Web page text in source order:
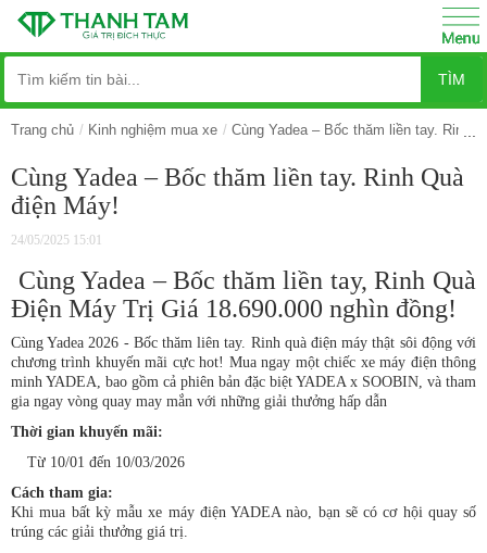
TÌM
Trang chủ Kinh nghiệm mua xe Cùng Yadea – Bốc thăm liền tay. Rinh
Cùng Yadea – Bốc thăm liền tay. Rinh Quà
điện Máy!
24/05/2025 15:01
Cùng Yadea – Bốc thăm liền tay, Rinh Quà
Điện Máy Trị Giá 18.690.000 nghìn đồng!
Cùng Yadea 2026 - Bốc thăm liên tay. Rinh quà điện máy thật sôi động với
chương trình khuyến mãi cực hot! Mua ngay một chiếc xe máy điện thông
minh YADEA, bao gồm cả phiên bản đặc biệt YADEA x SOOBIN, và tham
gia ngay vòng quay may mắn với những giải thưởng hấp dẫn
Thời gian khuyến mãi:
Từ 10/01 đến 10/03/2026
Cách tham gia:
Khi mua bất kỳ mẫu xe máy điện YADEA nào, bạn sẽ có cơ hội quay số
trúng các giải thưởng giá trị.